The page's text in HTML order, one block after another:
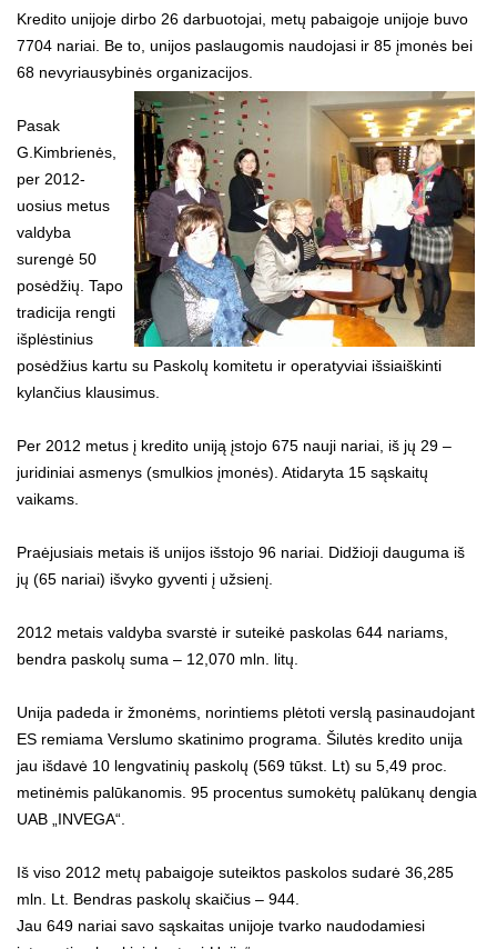
Kredito unijoje dirbo 26 darbuotojai, metų pabaigoje unijoje buvo
7704 nariai. Be to, unijos paslaugomis naudojasi ir 85 įmonės bei
68 nevyriausybinės organizacijos.
Pasak
G.Kimbrienės,
per 2012-
uosius metus
valdyba
surengė 50
posėdžių. Tapo
tradicija rengti
išplėstinius
posėdžius kartu su Paskolų komitetu ir operatyviai išsiaiškinti
kylančius klausimus.
Per 2012 metus į kredito uniją įstojo 675 nauji nariai, iš jų 29 –
juridiniai asmenys (smulkios įmonės). Atidaryta 15 sąskaitų
vaikams.
Praėjusiais metais iš unijos išstojo 96 nariai. Didžioji dauguma iš
jų (65 nariai) išvyko gyventi į užsienį.
2012 metais valdyba svarstė ir suteikė paskolas 644 nariams,
bendra paskolų suma – 12,070 mln. litų.
Unija padeda ir žmonėms, norintiems plėtoti verslą pasinaudojant
ES remiama Verslumo skatinimo programa. Šilutės kredito unija
jau išdavė 10 lengvatinių paskolų (569 tūkst. Lt) su 5,49 proc.
metinėmis palūkanomis. 95 procentus sumokėtų palūkanų dengia
UAB „INVEGA“.
Iš viso 2012 metų pabaigoje suteiktos paskolos sudarė 36,285
mln. Lt. Bendras paskolų skaičius – 944.
Jau 649 nariai savo sąskaitas unijoje tvarko naudodamiesi